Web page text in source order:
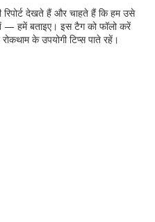
देखते हैं और चाहते हैं कि हम उसे
— हमें बताइए। इस टैग को फॉलो करें
के उपयोगी टिप्स पाते रहें।